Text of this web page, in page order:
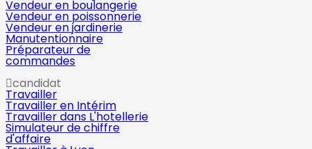
Vendeur en boulangerie
Vendeur en poissonnerie
Vendeur en jardinerie
Manutentionnaire
Préparateur de
commandes
candidat
Travailler
Travailler en Intérim
Travailler dans L'hotellerie
Simulateur de chiffre
d'affaire